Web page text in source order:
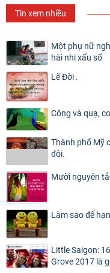
Tin xem nhiều
Một phụ nữ
hài nhi xấu số
Lẽ Đời .
Công và quạ,
Thành phố Mỹ
đôi.
Mười nguyên
Làm sao để
Little Saigon:
Grove 2017 là